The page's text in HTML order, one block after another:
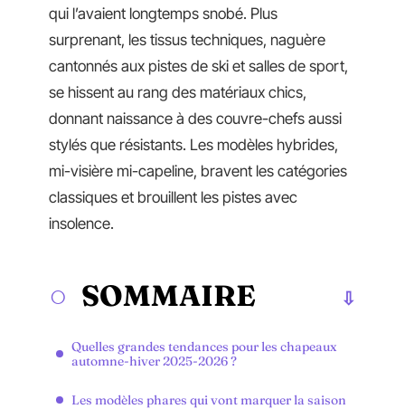
qui l’avaient longtemps snobé. Plus
surprenant, les tissus techniques, naguère
cantonnés aux pistes de ski et salles de sport,
se hissent au rang des matériaux chics,
donnant naissance à des couvre-chefs aussi
stylés que résistants. Les modèles hybrides,
mi-visière mi-capeline, bravent les catégories
classiques et brouillent les pistes avec
insolence.
SOMMAIRE
Quelles grandes tendances pour les chapeaux
automne-hiver 2025-2026 ?
Les modèles phares qui vont marquer la saison